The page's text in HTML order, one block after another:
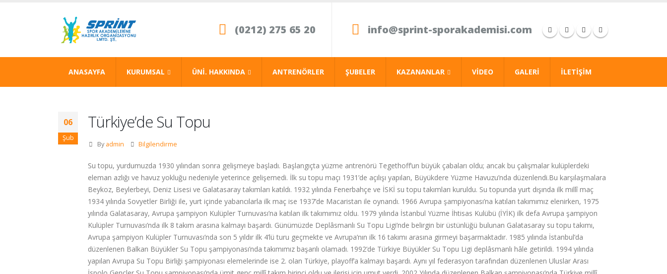
(0212) 275 65 20 info@sprint-sporakademisi.com
ANASAYFA KURUMSAL ÜNİ. HAKKINDA ANTRENÖRLER ŞUBELER KAZANANLAR VIDEO GALERI İLETIŞIM
06
Şub
Türkiye’de Su Topu
By admin Bilgilendirme
Su topu, yurdumuzda 1930 yılından sonra gelişmeye başladı. Başlangıçta yüzme antrenörü Tegethoff’un büyük çabaları oldu; ancak bu çalışmalar kulüplerdeki
eleman azlığı ve havuz yokluğu nedeniyle yeterince gelişemedi. İlk su topu maçı 1931’de açılışı yapılan, Büyükdere Yüzme Havuzu’nda düzenlendi.Bu karşılaşmalara
Beykoz, Beylerbeyi, Deniz Lisesi ve Galatasaray takımları katıldı. 1932 yılında Fenerbahçe ve İSKİ su topu takımları kuruldu. Su topunda yurt dışında ilk millî maç
1934 yılında Sovyetler Birliği ile, yurt içinde yabancılarla ilk maç ise 1937’de Macaristan ile oynandı. 1966 Avrupa şampiyonası’na katılan takımımız elenirken, 1975
yılında Galatasaray, Avrupa şampiyon Kulüpler Turnuvası’na katılan ilk takımımız oldu. 1979 yılında İstanbul Yüzme İhtisas Kulübü (İYİK) ilk defa Avrupa şampiyon
Kulüpler Turnuvası’nda ilk 8 takım arasına kalmayı başardı. Günümüzde Deplâsmanlı Su Topu Ligi’nde belirgin bir üstünlüğü bulunan Galatasaray su topu takımı,
Avrupa şampiyon Kulüpler Turnuvası’nda son 5 yıldır ilk 4’lü turu geçmekte ve Avrupa’nın ilk 16 takımı arasına girmeyi başarmaktadır. 1985 yılında İstanbul’da
düzenlenen Balkan Büyükler Su Topu şampiyonası’nda takımımız başarılı olamadı. 1992’de Türkiye Büyükler Su Topu Ligi deplâsmanlı hâle getirildi. 1994 yılında
yapılan Avrupa Su Topu Birliği şampiyonası elemelerinde ise 2. olan Türkiye, playoff’a kalmayı başardı. Aynı yıl federasyon tarafından düzenlenen Uluslar Arası